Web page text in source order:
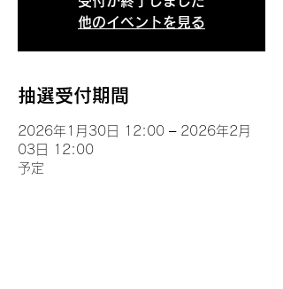
他のイベントを見る
抽選受付期間
2026年1月30日 12:00 – 2026年2月
03日 12:00
予定